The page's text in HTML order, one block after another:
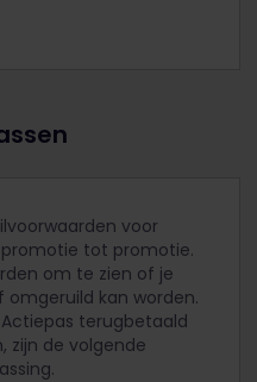
wilt wijzigen, moet je
voor
tot promotie.
om te zien of je
kan worden.
terugbetaald
zijn de volgende